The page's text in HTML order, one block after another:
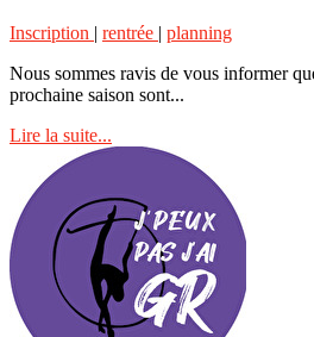
Inscription | rentrée | planning
Nous sommes ravis de vous informer
prochaine saison sont...
Lire la suite...